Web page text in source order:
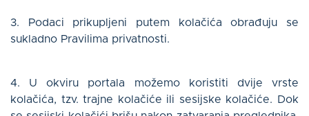
3. Podaci prikupljeni putem kolačića obrađuju se
sukladno Pravilima privatnosti.
4. U okviru portala možemo koristiti dvije vrste
kolačića, tzv. trajne kolačiće ili sesijske kolačiće. Dok